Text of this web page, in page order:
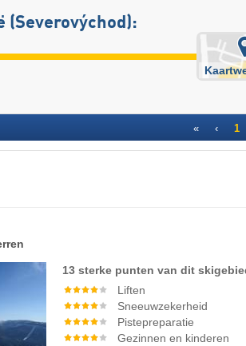
(Severovýchod):
« ‹ 1
13 sterke punten van dit
Liften
Sneeuwzekerheid
Pistepreparatie
Gezinnen en kinderen